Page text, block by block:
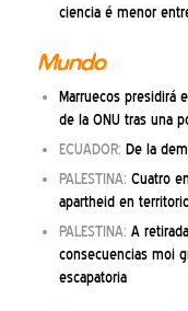
ciencia é menor
Mundo
Marruecos presidirá
de la ONU tras una
ECUADOR: De la
PALESTINA: Cuatro
apartheid en
PALESTINA: A
consecuencias moi
escapatoria